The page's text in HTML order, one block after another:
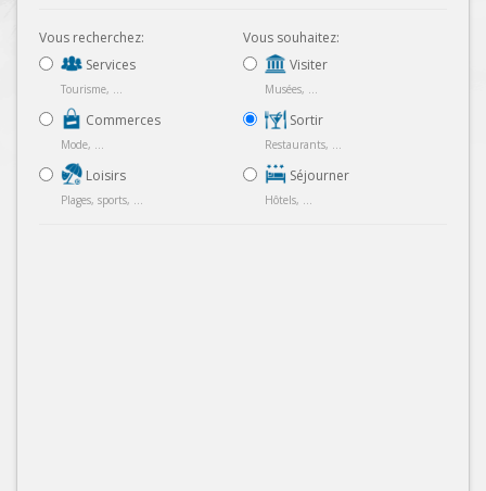
Vous recherchez:
Services
Tourisme, ...
Commerces
Mode, ...
Loisirs
Plages, sports, ...
Vous souhaitez:
Visiter
Musées, ...
Sortir
Restaurants, ...
Séjourner
Hôtels, ...